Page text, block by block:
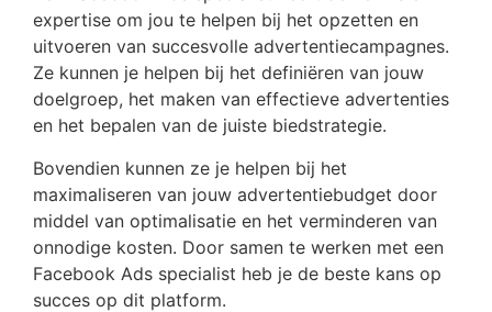
expertise om jou te helpen bij het opzetten en
uitvoeren van succesvolle advertentiecampagnes.
Ze kunnen je helpen bij het definiëren van jouw
doelgroep, het maken van effectieve advertenties
en het bepalen van de juiste biedstrategie.
Bovendien kunnen ze je helpen bij het
maximaliseren van jouw advertentiebudget door
middel van optimalisatie en het verminderen van
onnodige kosten. Door samen te werken met een
Facebook Ads specialist heb je de beste kans op
succes op dit platform.